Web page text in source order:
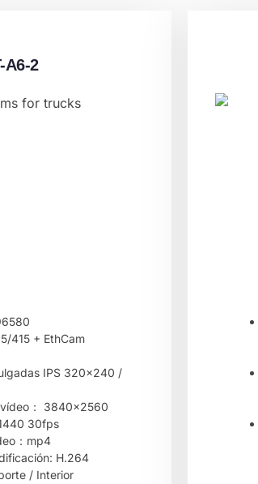
A6-2
415 + EthCam
IPS 320×240 /
： 3840×2560
30fps
：mp4
H.264
/ Interior